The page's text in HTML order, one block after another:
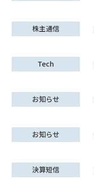
株主通信
Tech
お知らせ
お知らせ
決算短信